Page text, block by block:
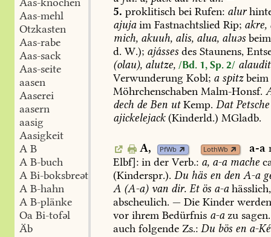
Aas-mehl
Otzkasten
Aas-rabe
Aas-sack
Aas-seite
aasen
Aaserei
aasern
aasig
Aasigkeit
A B
A B-buch
A Bi-boksbreət
A B-hahn
A B-plänke
Oa Bi-tofəl
Äb
5. proklitisch bei Rufen: alur
ajujaim Fastnachtslied Rip; akre,
mich, akuuh, alis, alua, aluəs beim
d. W.); ajásses des Staunens,
(olau), alutze, /Bd. 1, Sp. 2/
Verwunderung Kobl; aspitzbeim
Möhrchenschaben Malm-Honsf.
dech de Ben ut Kemp. DatPetsche
ajickelejack(Kinderld.) MGladb.
A, PfWb LothWb a-a
Elbf]: in der Verb.: a, a-amache
(Kinderspr.). Du häs en den A-a
A (A-a)van dir. Etös a-ahässlich,
abscheulich. — Die Kinder
vor ihrem Bedürfnis a-azu sagen.
auch folgende Zs.: Du bös en a-